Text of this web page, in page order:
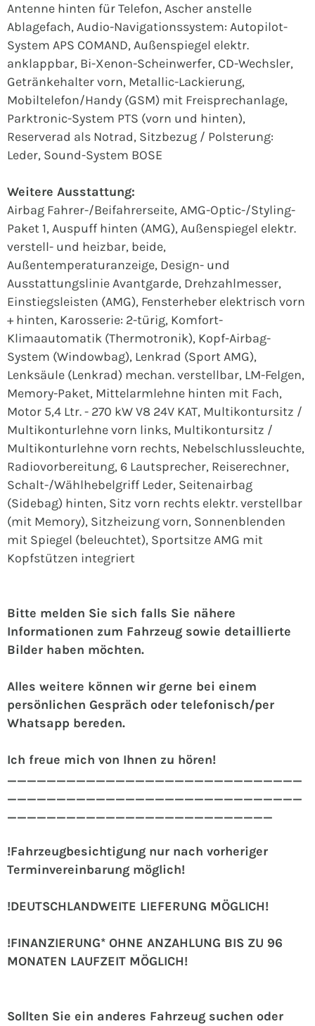
Antenne hinten für Telefon, Ascher anstelle
Ablagefach, Audio-Navigationssystem: Autopilot-
System APS COMAND, Außenspiegel elektr.
anklappbar, Bi-Xenon-Scheinwerfer, CD-Wechsler,
Getränkehalter vorn, Metallic-Lackierung,
Mobiltelefon/Handy (GSM) mit Freisprechanlage,
Parktronic-System PTS (vorn und hinten),
Reserverad als Notrad, Sitzbezug / Polsterung:
Leder, Sound-System BOSE
Weitere Ausstattung:
Airbag Fahrer-/Beifahrerseite, AMG-Optic-/Styling-
Paket 1, Auspuff hinten (AMG), Außenspiegel elektr.
verstell- und heizbar, beide,
Außentemperaturanzeige, Design- und
Ausstattungslinie Avantgarde, Drehzahlmesser,
Einstiegsleisten (AMG), Fensterheber elektrisch vorn
+ hinten, Karosserie: 2-türig, Komfort-
Klimaautomatik (Thermotronik), Kopf-Airbag-
System (Windowbag), Lenkrad (Sport AMG),
Lenksäule (Lenkrad) mechan. verstellbar, LM-Felgen,
Memory-Paket, Mittelarmlehne hinten mit Fach,
Motor 5,4 Ltr. - 270 kW V8 24V KAT, Multikontursitz /
Multikonturlehne vorn links, Multikontursitz /
Multikonturlehne vorn rechts, Nebelschlussleuchte,
Radiovorbereitung, 6 Lautsprecher, Reiserechner,
Schalt-/Wählhebelgriff Leder, Seitenairbag
(Sidebag) hinten, Sitz vorn rechts elektr. verstellbar
(mit Memory), Sitzheizung vorn, Sonnenblenden
mit Spiegel (beleuchtet), Sportsitze AMG mit
Kopfstützen integriert
Bitte melden Sie sich falls Sie nähere
Informationen zum Fahrzeug sowie detaillierte
Bilder haben möchten.
Alles weitere können wir gerne bei einem
persönlichen Gespräch oder telefonisch/per
Whatsapp bereden.
Ich freue mich von Ihnen zu hören!
______________________________
______________________________
___________________________
!Fahrzeugbesichtigung nur nach vorheriger
Terminvereinbarung möglich!
!DEUTSCHLANDWEITE LIEFERUNG MÖGLICH!
!FINANZIERUNG* OHNE ANZAHLUNG BIS ZU 96
MONATEN LAUFZEIT MÖGLICH!
Sollten Sie ein anderes Fahrzeug suchen oder